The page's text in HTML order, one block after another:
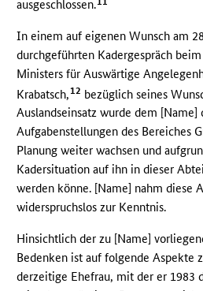
ausgeschlossen.
In einem auf eigenen Wunsch am
durchgeführten Kadergespräch
Ministers für Auswärtige
Krabatsch,12 bezüglich seines
Auslandseinsatz wurde dem [Name]
Aufgabenstellungen des Bereiches
Planung weiter wachsen und
Kadersituation auf ihn in dieser
werden könne. [Name] nahm diese
widerspruchslos zur Kenntnis.
Hinsichtlich der zu [Name]
Bedenken ist auf folgende Aspekte
derzeitige Ehefrau, mit der er 1983